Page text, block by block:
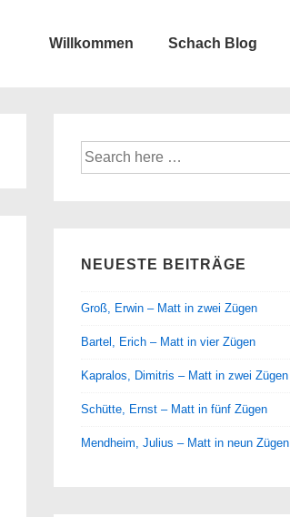
Willkommen Schach Blog
Suche
nach:
NEUESTE BEITRÄGE
Groß, Erwin – Matt in zwei Zügen
Bartel, Erich – Matt in vier Zügen
Kapralos, Dimitris – Matt in zwei Zügen
Schütte, Ernst – Matt in fünf Zügen
Mendheim, Julius – Matt in neun Zügen